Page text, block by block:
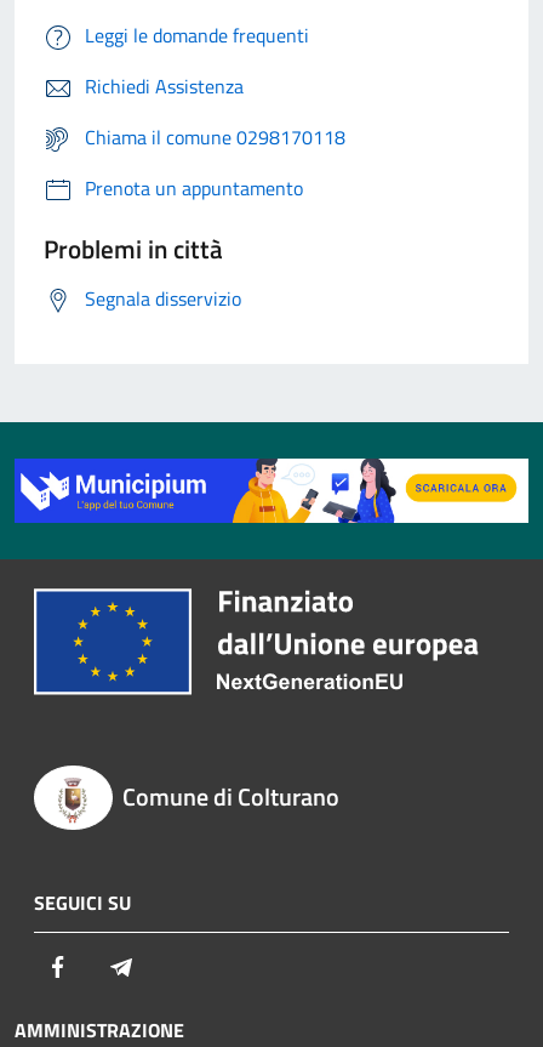
Leggi le domande frequenti
Richiedi Assistenza
Chiama il comune 0298170118
Prenota un appuntamento
Problemi in città
Segnala disservizio
Comune di Colturano
SEGUICI SU
Facebook
AMMINISTRAZIONE